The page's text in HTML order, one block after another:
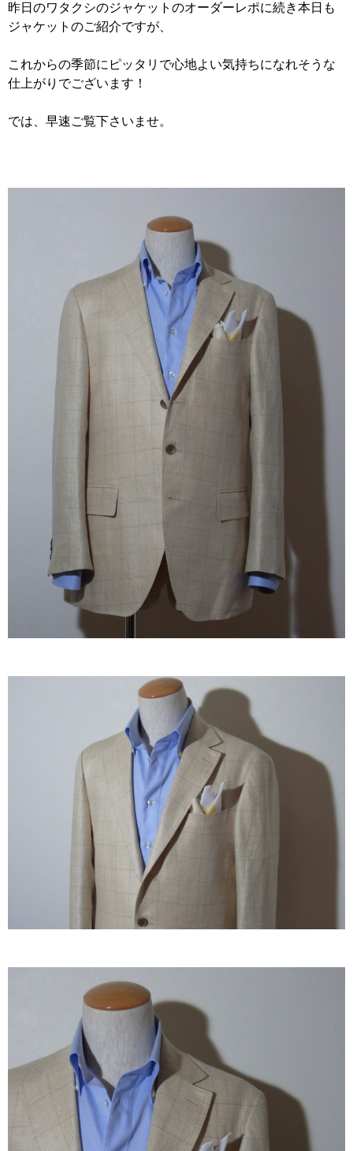
昨日のワタクシのジャケットのオーダーレポに続き本日も
ジャケットのご紹介ですが、
これからの季節にピッタリで心地よい気持ちになれそうな
仕上がりでございます！
では、早速ご覧下さいませ。